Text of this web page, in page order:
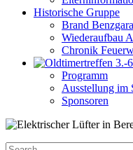
Historische Gruppe
Brand
Wiederaufbau
Chronik
Programm
Ausstellung im
Sponsoren